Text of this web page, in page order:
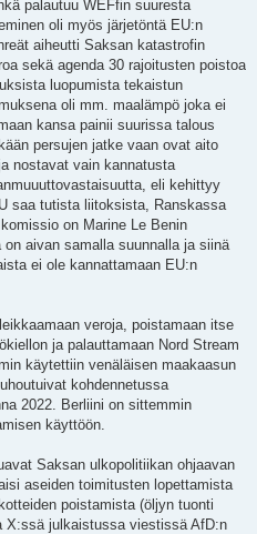
palautuu WEFfin suuresta
oli myös järjetöntä EU:n
aiheutti Saksan katastrofin
sekä agenda 30 rajoitusten poistoa
luopumista tekaistun
oli mm. maalämpö joka ei
kansa painii suurissa talous
persujen jatke vaan ovat aito
nostavat vain kannatusta
eli kehittyy
saa tutista liitoksista, Ranskassa
on Marine Le Benin
aivan samalla suunnalla ja siinä
ei ole kannattamaan EU:n
veroja, poistamaan itse
ja palauttamaan Nord Stream
käytettiin venäläisen maakaasun
kohdennetussa
2022. Berliini on sittemmin
käyttöön.
Saksan ulkopolitiikan ohjaavan
aseiden toimitusten lopettamista
poistamista (öljyn tuonti
X:ssä julkaistussa viestissä AfD:n